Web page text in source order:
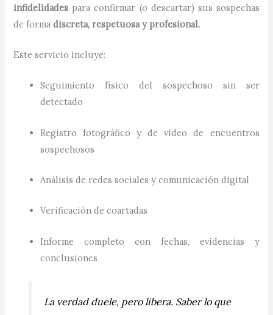
infidelidades para confirmar (o descartar) sus sospechas
de formadiscreta, respetuosa y profesional.
Este servicio incluye:
Seguimiento físico del sospechoso sin ser
detectado
Registro fotográfico y de video de encuentros
sospechosos
Análisis de redes sociales y comunicación digital
Verificación de coartadas
Informe completo con fechas, evidencias y
conclusiones
La verdad duele, pero libera. Saber lo que